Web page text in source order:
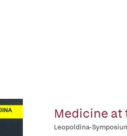
Medicine at
Leopoldina-